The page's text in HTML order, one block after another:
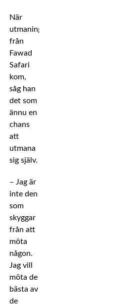
När
utmaningen
från
Fawad
Safari
kom,
såg han
det som
ännu en
chans
att
utmana
sig själv.
– Jag är
inte den
som
skyggar
från att
möta
någon.
Jag vill
möta de
bästa av
de